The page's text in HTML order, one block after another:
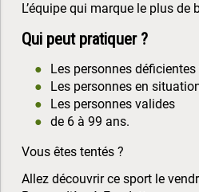
L’équipe qui marque le plus
Qui peut pratiquer ?
Les personnes
Les personnes en
Les personnes valides
de 6 à 99 ans.
Vous êtes tentés ?
Allez découvrir ce sport le